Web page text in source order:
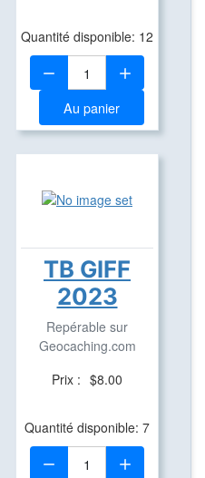
Quantité disponible: 12
Quantité:
Au panier
TB GIFF
2023
Repérable sur
Geocaching.com
Prix : $8.00
Quantité disponible: 7
Quantité: